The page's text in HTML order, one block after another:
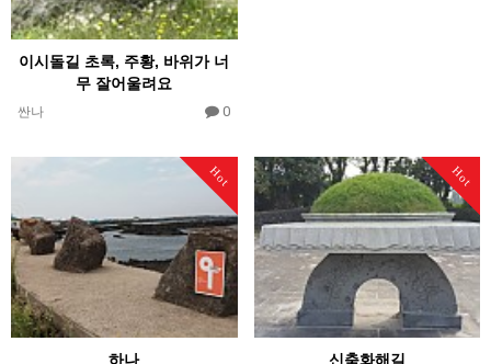
이시돌길 초록, 주황, 바위가 너
무 잘어울려요
싼나 0
Hot
하나
Hot
신축화해길